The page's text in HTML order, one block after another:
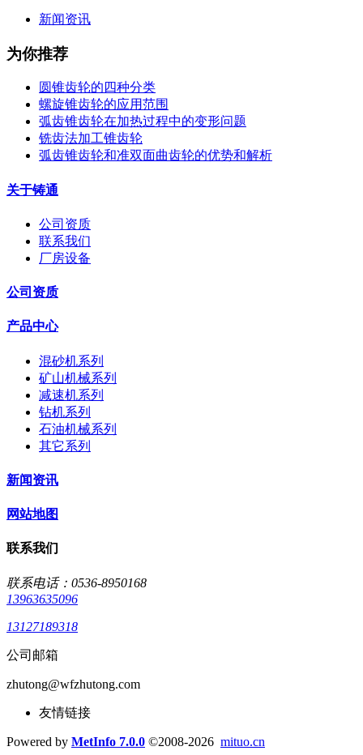
新闻资讯
为你推荐
圆锥齿轮的四种分类
螺旋锥齿轮的应用范围
弧齿锥齿轮在加热过程中的变形问题
铣齿法加工锥齿轮
弧齿锥齿轮和准双面曲齿轮的优势和解析
关于铸通
公司资质
联系我们
厂房设备
公司资质
产品中心
混砂机系列
矿山机械系列
减速机系列
钻机系列
石油机械系列
其它系列
新闻资讯
网站地图
联系我们
联系电话：0536-8950168
13963635096
13127189318
公司邮箱
zhutong@wfzhutong.com
友情链接
Powered by MetInfo 7.0.0 ©2008-2026 mituo.cn